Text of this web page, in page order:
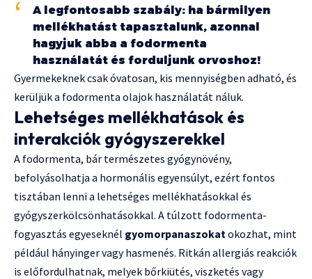
A legfontosabb szabály: ha bármilyen
mellékhatást tapasztalunk, azonnal
hagyjuk abba a fodormenta
használatát és forduljunk orvoshoz!
Gyermekeknek csak óvatosan, kis mennyiségben adható, és
kerüljük a fodormenta olajok használatát náluk.
Lehetséges mellékhatások és
interakciók gyógyszerekkel
A fodormenta, bár természetes gyógynövény,
befolyásolhatja a hormonális egyensúlyt, ezért fontos
tisztában lenni a lehetséges mellékhatásokkal és
gyógyszerkölcsönhatásokkal. A túlzott fodormenta-
fogyasztás egyeseknél gyomorpanaszokat okozhat, mint
például hányinger vagy hasmenés. Ritkán allergiás reakciók
is előfordulhatnak, melyek bőrkiütés, viszketés vagy